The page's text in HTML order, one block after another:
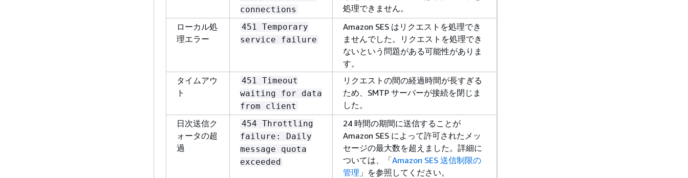
connections
処理できません。​
ローカル処
理エラー
451 Temporary
service failure
Amazon SES はリクエストを処理でき
ませんでした。リクエストを処理でき
ないという問題がある可能性がありま
す。​
タイムアウ
ト
451 Timeout
waiting for data
from client
リクエストの間の経過時間が長すぎる
ため、SMTP サーバーが接続を閉じま
した。
日次送信ク
ォータの超
過
454 Throttling
failure: Daily
message quota
exceeded
24 時間の期間に送信することが
Amazon SES によって許可されたメッ
セージの最大数を超えました。詳細に
ついては、「Amazon SES 送信制限の
管理 」を参照してください。